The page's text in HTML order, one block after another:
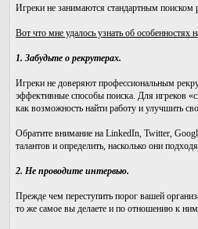
Игреки не занимаются стандартным поиском
Вот что мне удалось узнать об особенностях
1. Забудьте о рекрутерах.
Игреки не доверяют профессиональным
эффективные способы поиска. Для игреков
как возможность найти работу и улучшить
Обратите внимание на LinkedIn, Twitter,
талантов и определить, насколько они
2. Не проводите интервью.
Прежде чем переступить порог вашей
то же самое вы делаете и по отношению к ним.